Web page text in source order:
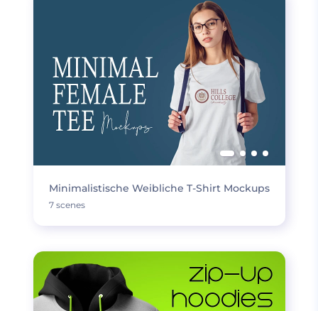
Minimalistische Weibliche T-Shirt Mockups
7 scenes